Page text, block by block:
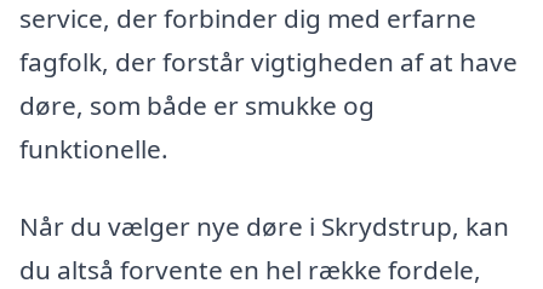
service, der forbinder dig med erfarne
fagfolk, der forstår vigtigheden af at have
døre, som både er smukke og
funktionelle.
Når du vælger nye døre i Skrydstrup, kan
du altså forvente en hel række fordele,